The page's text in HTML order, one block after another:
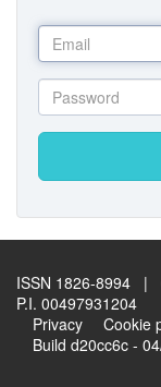
ISSN 1826-8994 |
P.I. 00497931204
Privacy
Cookie
Build d20cc6c -